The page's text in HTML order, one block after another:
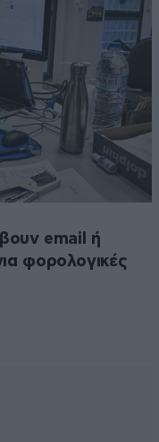
email ή
φορολογικές